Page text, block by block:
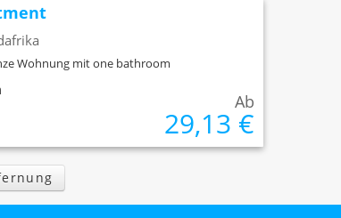
Wohnung mit one bathroom
Ab
29,13 €